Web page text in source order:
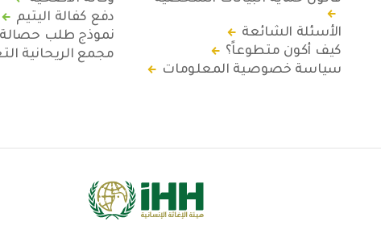
الأسئلة الشائعة
كيف أكون متطوعاً؟
سياسة خصوصية المعلومات
دفع كفالة اليتيم
نموذج طلب حصالة
مجمع الريحانية